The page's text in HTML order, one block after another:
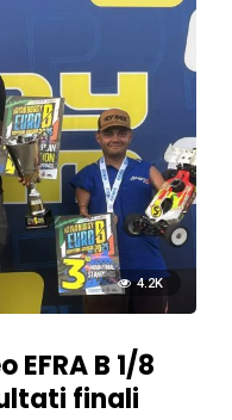
4.2K
B 1/8
finali